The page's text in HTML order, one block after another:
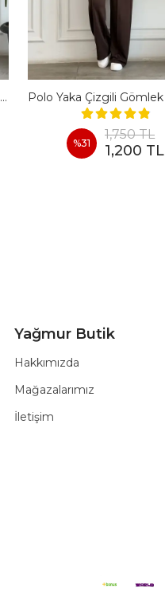
Polo Yaka Çizgili Gömlek Detaylı Kısa Kollu Takım - BEYAZ
%31
1,750 TL
1,200 TL
Yağmur Butik
Hakkımızda
Mağazalarımız
İletişim